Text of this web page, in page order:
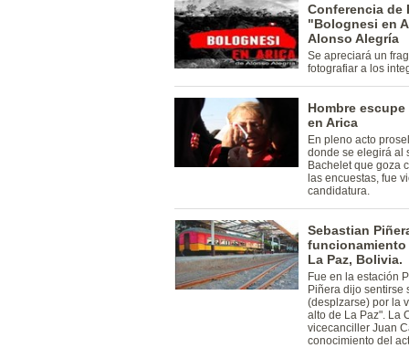
Conferencia de
"Bolognesi en
Alonso Alegría
Se apreciará un
fotografiar a los
Hombre
en Arica
En pleno acto
donde se elegirá al
Bachelet que goza
las encuestas, fue
candidatura.
Sebastian
funcionamiento
La Paz, Bolivia.
Fue en la estación
Piñera dijo sentirse
(desplzarse) por la
alto de La Paz". La
vicecanciller Juan
conocimiento del